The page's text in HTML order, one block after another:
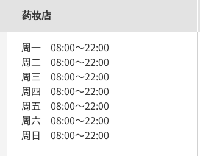
药妆店
周一 08:00～22:00
周二 08:00～22:00
周三 08:00～22:00
周四 08:00～22:00
周五 08:00～22:00
周六 08:00～22:00
周日 08:00～22:00